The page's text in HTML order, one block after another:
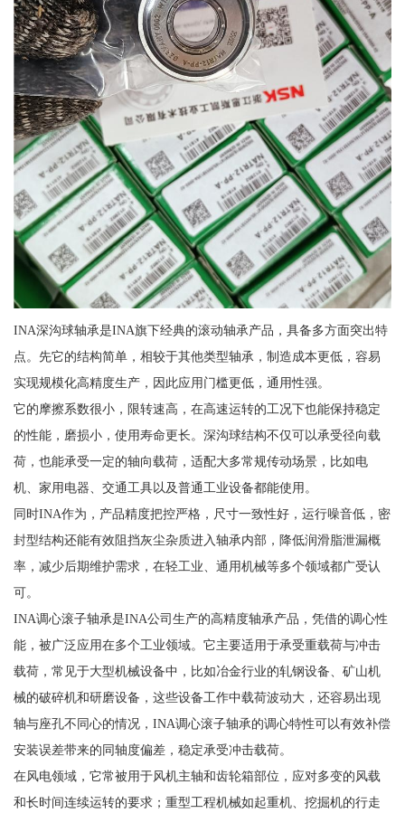
INA深沟球轴承是INA旗下经典的滚动轴承产品，具备多方面突出特
点。先它的结构简单，相较于其他类型轴承，制造成本更低，容易
实现规模化高精度生产，因此应用门槛更低，通用性强。
它的摩擦系数很小，限转速高，在高速运转的工况下也能保持稳定
的性能，磨损小，使用寿命更长。深沟球结构不仅可以承受径向载
荷，也能承受一定的轴向载荷，适配大多常规传动场景，比如电
机、家用电器、交通工具以及普通工业设备都能使用。
同时INA作为，产品精度把控严格，尺寸一致性好，运行噪音低，密
封型结构还能有效阻挡灰尘杂质进入轴承内部，降低润滑脂泄漏概
率，减少后期维护需求，在轻工业、通用机械等多个领域都广受认
可。
INA调心滚子轴承是INA公司生产的高精度轴承产品，凭借的调心性
能，被广泛应用在多个工业领域。它主要适用于承受重载荷与冲击
载荷，常见于大型机械设备中，比如冶金行业的轧钢设备、矿山机
械的破碎机和研磨设备，这些设备工作中载荷波动大，还容易出现
轴与座孔不同心的情况，INA调心滚子轴承的调心特性可以有效补偿
安装误差带来的同轴度偏差，稳定承受冲击载荷。
在风电领域，它常被用于风机主轴和齿轮箱部位，应对多变的风载
和长时间连续运转的要求；重型工程机械如起重机、挖掘机的行走